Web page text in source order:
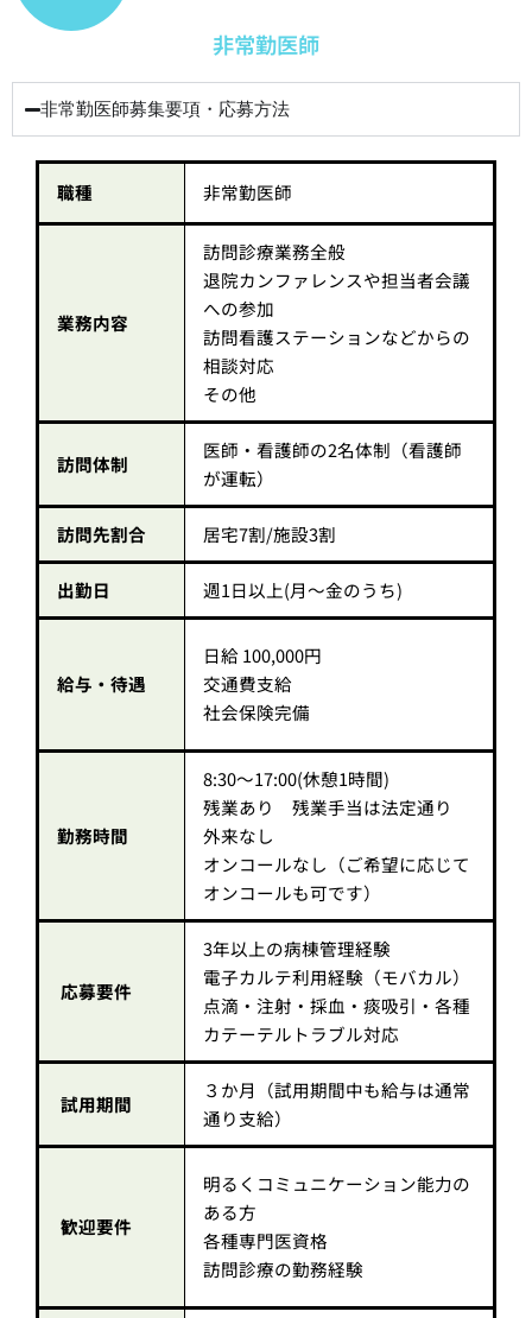
非常勤医師
非常勤医師募集要項・応募方法
職種 非常勤医師
業務内容
訪問診療業務全般
退院カンファレンスや担当者会議
への参加
訪問看護ステーションなどからの
相談対応
その他
訪問体制
医師・看護師の2名体制（看護師
が運転）
訪問先割合 居宅7割/施設3割
出勤日 週1日以上(月～金のうち)
給与・待遇
日給 100,000円
交通費支給
社会保険完備
勤務時間
8:30～17:00(休憩1時間)
残業あり 残業手当は法定通り
外来なし
オンコールなし（ご希望に応じて
オンコールも可です）
応募要件
3年以上の病棟管理経験
電子カルテ利用経験（モバカル）
点滴・注射・採血・痰吸引・各種
カテーテルトラブル対応
試用期間
３か月（試用期間中も給与は通常
通り支給）
歓迎要件
明るくコミュニケーション能力の
ある方
各種専門医資格
訪問診療の勤務経験